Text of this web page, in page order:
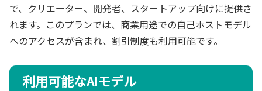
で、クリエーター、開発者、スタートアップ向けに提供さ
れます。このプランでは、商業用途での自己ホストモデル
へのアクセスが含まれ、割引制度も利用可能です。
利用可能なAIモデル